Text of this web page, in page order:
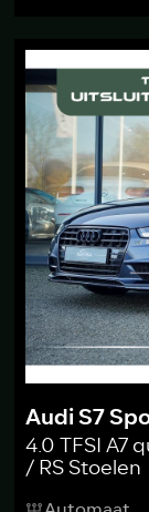
Audi S7
4.0 TFSI A7
/ RS Stoelen